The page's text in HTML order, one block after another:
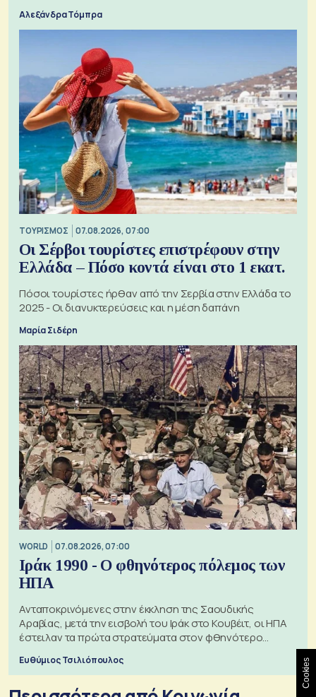
Αλεξάνδρα Τόμπρα
ΤΟΥΡΙΣΜΟΣ 07.08.2026, 07:00
Οι Σέρβοι τουρίστες επιστρέφουν στην
Ελλάδα – Πόσο κοντά είναι στο 1 εκατ.
Πόσοι τουρίστες ήρθαν από την Σερβία στην Ελλάδα το
2025 - Οι διανυκτερεύσεις και η μέση δαπάνη
Μαρία Σιδέρη
WORLD 07.08.2026, 07:00
Ιράκ 1990 - Ο φθηνότερος πόλεμος των
ΗΠΑ
Ανταποκρινόμενες στην έκκληση της Σαουδικής
Αραβίας, μετά την εισβολή του Ιράκ στο Κουβέιτ, οι ΗΠΑ
έστειλαν τα πρώτα στρατεύματα στον φθηνότερο
Ευθύμιος Τσιλιόπουλος Cookies